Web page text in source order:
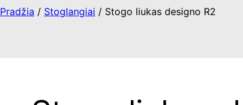
Pradžia / Stoglangiai / Stogo liukas designo R2